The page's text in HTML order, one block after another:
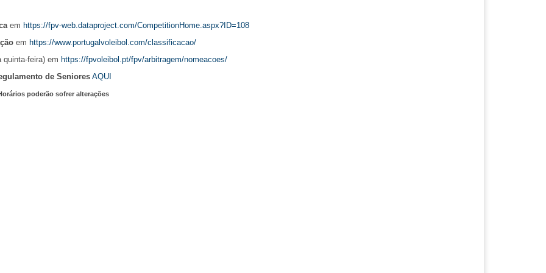
em https://fpv-web.dataproject.com/CompetitionHome.aspx?ID=108
em https://www.portugalvoleibol.com/classificacao/
feira) em https://fpvoleibol.pt/fpv/arbitragem/nomeacoes/
de Seniores AQUI
poderão sofrer alterações